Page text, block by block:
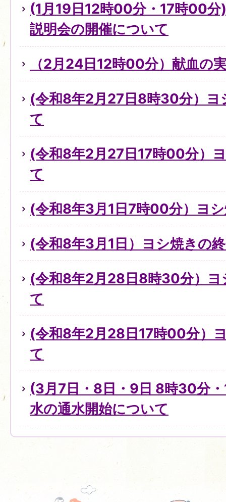
(1月19日12時00分・17時00分
説明会の開催について
（2月24日12時00分）献血の
(令和8年2月27日8時30分）ヨ
て
(令和8年2月27日17時00分）
て
(令和8年3月1日7時00分）ヨ
(令和8年3月1日）ヨシ焼きの
(令和8年2月28日8時30分）ヨ
て
(令和8年2月28日17時00分）
て
(3月7日・8日・9日 8時30分
水の通水開始について